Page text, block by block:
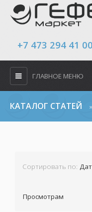
+7 473 294 41
ГЛАВНОЕ МЕНЮ
КАТАЛОГ СТАТЕЙ
Сортировать по:
Просмотрам